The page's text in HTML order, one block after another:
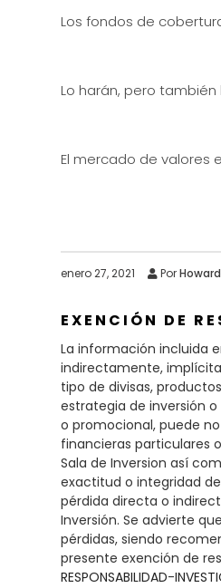
Los fondos de
Lo harán, pero
El mercado de valores
enero 27, 2021 Por
EXENCIÓN DE
La información incluida
indirectamente,
tipo de divisas,
estrategia de inversión
o promocional, puede
financieras particulares
Sala de Inversion así
exactitud o integridad
pérdida directa o
Inversión. Se advierte
pérdidas, siendo
presente exención de
RESPONSABILIDAD-